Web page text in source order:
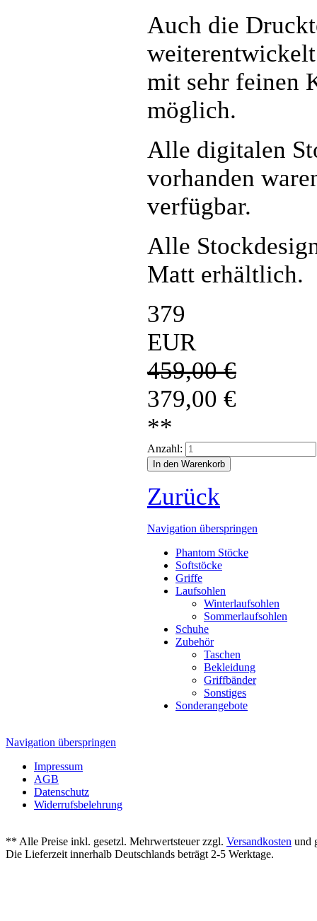
Auch die
mit sehr feinen
möglich.
Alle digitalen
vorhanden
verfügbar.
Alle
Matt erhältlich.
379
EUR
459,00€
379,00 €
**
Anzahl:
Zurück
Navigation überspringen
Phantom Stöcke
Softstöcke
Griffe
Laufsohlen
Winterlaufsohlen
Sommerlaufsohlen
Schuhe
Zubehör
Taschen
Bekleidung
Griffbänder
Sonstiges
Sonderangebote
Navigation überspringen
Impressum
AGB
Datenschutz
Widerrufsbelehrung
** Alle Preise inkl. gesetzl. Mehrwertsteuer zzgl. Versandkosten und
Die Lieferzeit innerhalb Deutschlands beträgt 2-5 Werktage.